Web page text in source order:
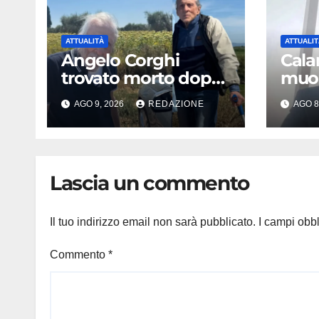
ATTUALITÀ
Angelo Corghi
trovato morto dopo
cinque giorni di
ricerche: il giallo
dell’80enne
dall’Inps a Grosseto
AGO 9, 2026 REDAZIONE
chi
AGO
Lascia un commento
Il tuo indirizzo email non sarà pubblicato. I campi
Commento *